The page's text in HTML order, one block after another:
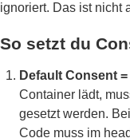
ignoriert. Das ist nicht
So setzt du
Default Consent
Container lädt,
gesetzt werden.
Code muss im head